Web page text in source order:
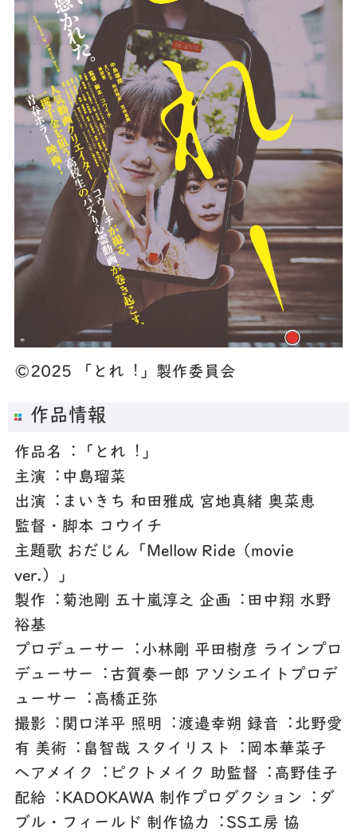
©2025 「とれ︕」製作委員会
作品情報
作品名︓「とれ︕」
主演︓中島瑠菜
出演︓まいきち 和⽥雅成 宮地真緒 奥菜恵
監督・脚本 コウイチ
主題歌 おだじん「Mellow Ride（movie
ver.）」
製作︓菊池剛 五⼗嵐淳之 企画︓⽥中翔 ⽔野
裕基
プロデューサー︓⼩林剛 平⽥樹彦 ラインプロ
デューサー︓古賀奏⼀郎 アソシエイトプロデ
ューサー︓⾼橋正弥
撮影︓関⼝洋平 照明︓渡邉幸朔 録⾳︓北野愛
有 美術︓畠智哉 スタイリスト︓岡本華菜⼦
ヘアメイク︓ピクトメイク 助監督︓高野佳⼦
配給︓KADOKAWA 制作プロダクション︓ダ
ブル・フィールド 制作協⼒︓SS⼯房 協